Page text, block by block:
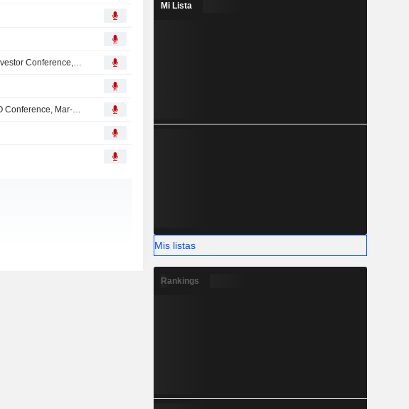
W. P. Carey Inc. Presents at Nareitâ€™s REITweek: 2023 Investor Conference, Jun-06-2023 04:30 PM
W. P. Carey Inc. Presents at Citi's 2023 Global Property CEO Conference, Mar-06-2023 01:00 PM
Mi Lista
Mis listas
Rankings